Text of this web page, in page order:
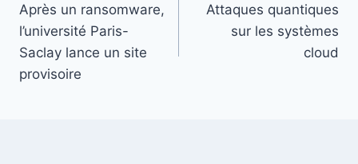
de
l’article
Après un ransomware,
l’université Paris-
Saclay lance un site
provisoire
Attaques quantiques
sur les systèmes
cloud